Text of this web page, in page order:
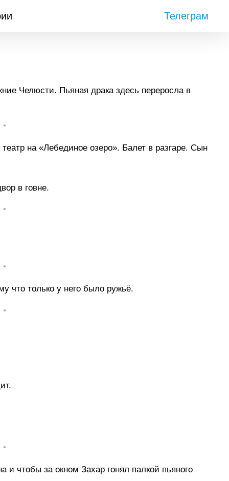
Телеграм
Челюсти. Пьяная драка здесь переросла в
•
на «Лебединое озеро». Балет в разгаре. Сын
в говне.
•
•
что только у него было ружьё.
•
•
и чтобы за окном Захар гонял палкой пьяного